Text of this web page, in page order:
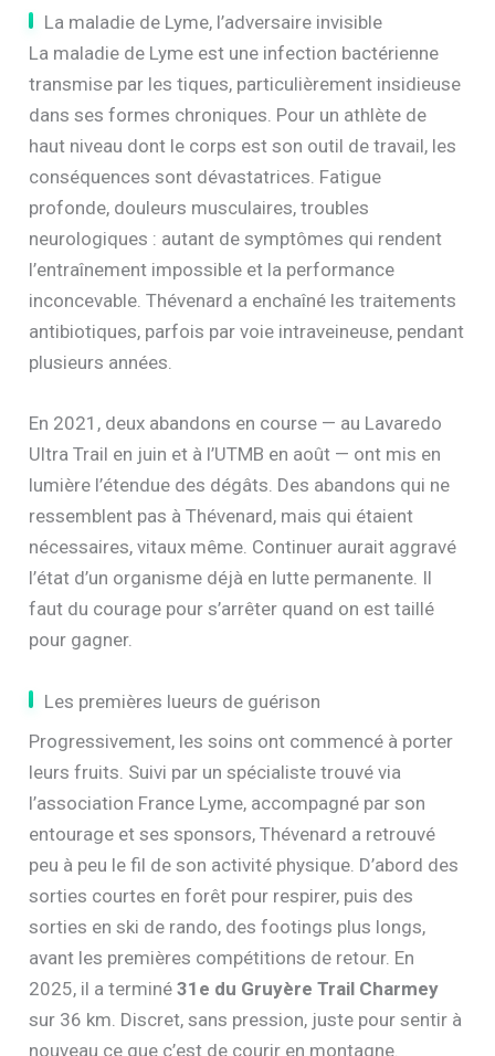
La maladie de Lyme, l’adversaire invisible
La maladie de Lyme est une infection bactérienne
transmise par les tiques, particulièrement insidieuse
dans ses formes chroniques. Pour un athlète de
haut niveau dont le corps est son outil de travail, les
conséquences sont dévastatrices. Fatigue
profonde, douleurs musculaires, troubles
neurologiques : autant de symptômes qui rendent
l’entraînement impossible et la performance
inconcevable. Thévenard a enchaîné les traitements
antibiotiques, parfois par voie intraveineuse, pendant
plusieurs années.
En 2021, deux abandons en course — au Lavaredo
Ultra Trail en juin et à l’UTMB en août — ont mis en
lumière l’étendue des dégâts. Des abandons qui ne
ressemblent pas à Thévenard, mais qui étaient
nécessaires, vitaux même. Continuer aurait aggravé
l’état d’un organisme déjà en lutte permanente. Il
faut du courage pour s’arrêter quand on est taillé
pour gagner.
Les premières lueurs de guérison
Progressivement, les soins ont commencé à porter
leurs fruits. Suivi par un spécialiste trouvé via
l’association France Lyme, accompagné par son
entourage et ses sponsors, Thévenard a retrouvé
peu à peu le fil de son activité physique. D’abord des
sorties courtes en forêt pour respirer, puis des
sorties en ski de rando, des footings plus longs,
avant les premières compétitions de retour. En
2025, il a terminé31e du Gruyère Trail Charmey
sur 36 km. Discret, sans pression, juste pour sentir à
nouveau ce que c’est de courir en montagne.